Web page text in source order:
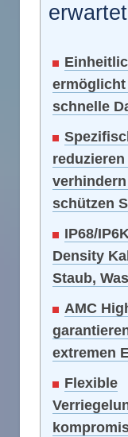
ermöglicht
schnelle
schützen
IP68/
Density
Staub,
AMC
extremen
Flexible